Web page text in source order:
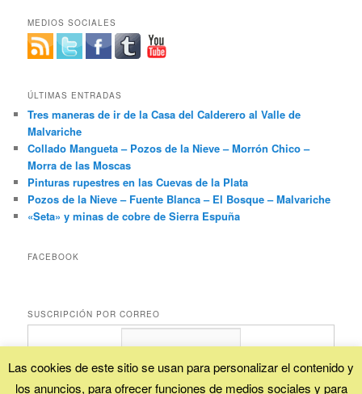
MEDIOS SOCIALES
ÚLTIMAS ENTRADAS
Tres maneras de ir de la Casa del Calderero al Valle de
Malvariche
Collado Mangueta – Pozos de la Nieve – Morrón Chico –
Morra de las Moscas
Pinturas rupestres en las Cuevas de la Plata
Pozos de la Nieve – Fuente Blanca – El Bosque – Malvariche
«Seta» y minas de cobre de Sierra Espuña
FACEBOOK
SUSCRIPCIÓN POR CORREO
Las cookies de este sitio se usan para personalizar el contenido y
los anuncios, para ofrecer funciones de medios sociales y para